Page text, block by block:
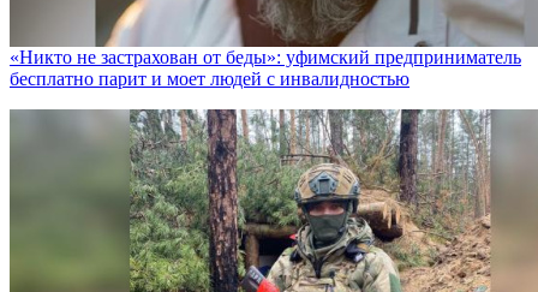
«Никто не заcтрахован от беды»: уфимский предприниматель
бесплатно парит и моет людей с инвалидностью